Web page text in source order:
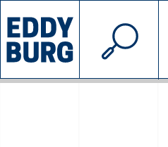
INIZIATIVE
© 2026